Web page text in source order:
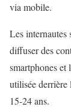
via mobile.
Les internautes
diffuser des
smartphones et
utilisée derrière
15-24 ans.